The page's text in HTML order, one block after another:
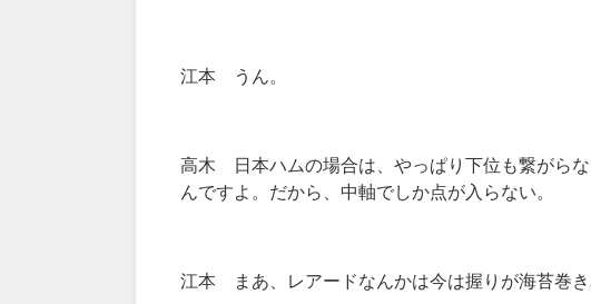
江本 うん。
高木 日本ハムの場合は、やっぱり下位も繋がら
んですよ。だから、中軸でしか点が入らない。
江本 まあ、レアードなんかは今は握りが海苔巻き